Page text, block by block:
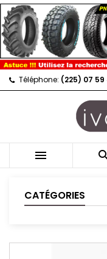
Téléphone: (225) 07

CATÉGORIES